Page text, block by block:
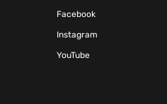
Facebook
Instagram
YouTube